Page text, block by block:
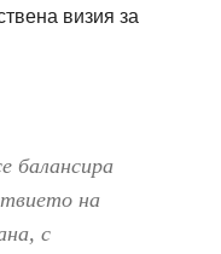
визия за
балансира
на
с